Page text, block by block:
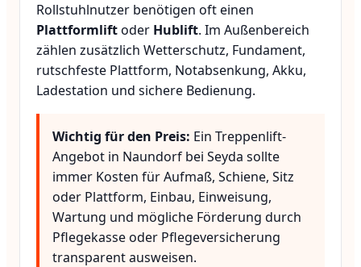
Rollstuhlnutzer benötigen oft einen
Plattformliftoder Hublift. Im Außenbereich
zählen zusätzlich Wetterschutz, Fundament,
rutschfeste Plattform, Notabsenkung, Akku,
Ladestation und sichere Bedienung.
Wichtig für den Preis: Ein Treppenlift-
Angebot in Naundorf bei Seyda sollte
immer Kosten für Aufmaß, Schiene, Sitz
oder Plattform, Einbau, Einweisung,
Wartung und mögliche Förderung durch
Pflegekasse oder Pflegeversicherung
transparent ausweisen.